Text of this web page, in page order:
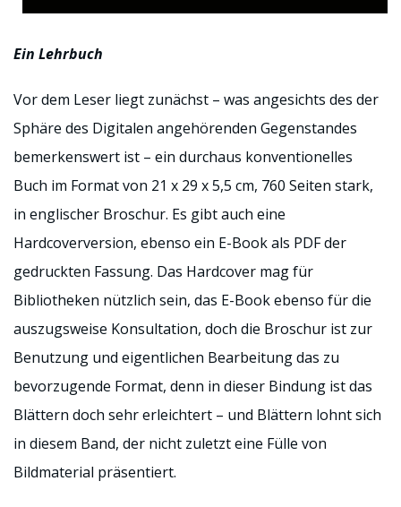
Ein Lehrbuch
Vor dem Leser liegt zunächst – was angesichts des der
Sphäre des Digitalen angehörenden Gegenstandes
bemerkenswert ist – ein durchaus konventionelles
Buch im Format von 21 x 29 x 5,5 cm, 760 Seiten stark,
in englischer Broschur. Es gibt auch eine
Hardcoverversion, ebenso ein E-Book als PDF der
gedruckten Fassung. Das Hardcover mag für
Bibliotheken nützlich sein, das E-Book ebenso für die
auszugsweise Konsultation, doch die Broschur ist zur
Benutzung und eigentlichen Bearbeitung das zu
bevorzugende Format, denn in dieser Bindung ist das
Blättern doch sehr erleichtert – und Blättern lohnt sich
in diesem Band, der nicht zuletzt eine Fülle von
Bildmaterial präsentiert.